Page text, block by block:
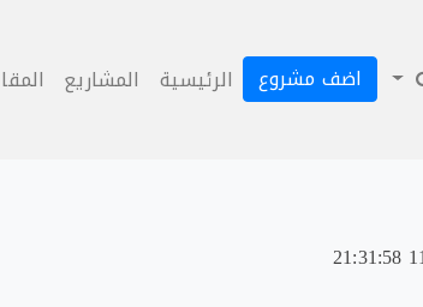
اضف مشروع الرئيسية المشاريع